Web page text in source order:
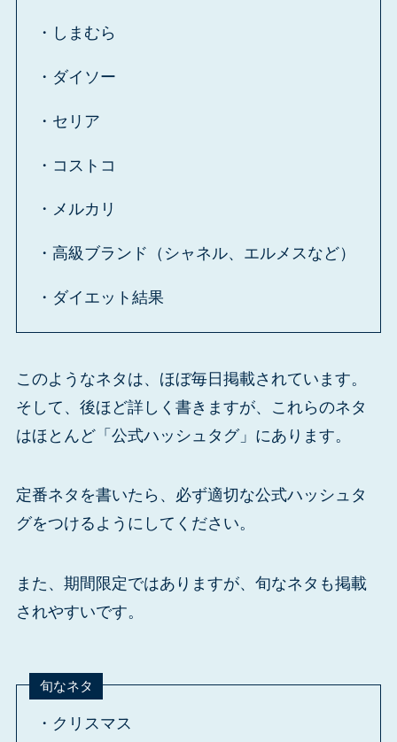
・しまむら
・ダイソー
・セリア
・コストコ
・メルカリ
・高級ブランド（シャネル、エルメスなど）
・ダイエット結果
このようなネタは、ほぼ毎日掲載されています。
そして、後ほど詳しく書きますが、これらのネタ
はほとんど「公式ハッシュタグ」にあります。
定番ネタを書いたら、必ず適切な公式ハッシュタ
グをつけるようにしてください。
また、期間限定ではありますが、旬なネタも掲載
されやすいです。
旬なネタ
・クリスマス